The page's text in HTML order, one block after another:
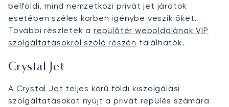
belföldi, mind nemzetközi privát jet járatok
esetében széles körben igénybe veszik őket.
További részletek arepülőtér weboldalának VIP
szolgáltatásokról szóló részén találhatók.
Crystal Jet
A Crystal Jet teljes körű földi kiszolgálási
szolgáltatásokat nyújt a privát repülés számára